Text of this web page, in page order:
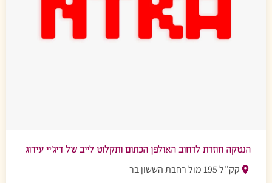
הנטקה חוזרת לרחוב האולפן הכתום ותקלוט לייב של דיג’יי עידוג
קק''ל 195 מול רחבת הששון בר